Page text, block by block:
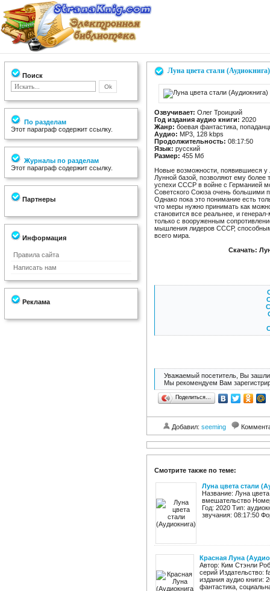
Поиск
По разделам
Этот параграф содержит ссылку.
Журналы по разделам
Этот параграф содержит ссылку.
Партнеры
Информация
Правила сайта
Написать нам
Реклама
Луна цвета стали (Аудиокнига)
Озвучивает: Олег Троицкий
Год издания аудио книги: 2020
Жанр: боевая фантастика,
Аудио: MP3, 128 kbps
Продолжительность: 08:17:50
Язык: русский
Размер: 455 Мб
Новые возможности, появившиеся у
Лунной базой, позволяют ему более
успехи СССР в войне с Германией
Советского Союза очень большими
Однако пока это понимание есть
что меры нужно принимать как
становится все реальнее, и
только с вооруженным
мышления лидеров СССР,
всего мира.
Скачать:
Уважаемый посетитель, Вы зашли
Мы рекомендуем Вам
Поделиться…
Добавил: seeming
Смотрите также по теме:
Луна цвета стали
Название: Луна
вмешательство
Год: 2020 Тип:
звучания: 08:17:50
Красная Луна
Автор: Ким Стэнли
серий Издательство:
издания аудио книги:
фантастика,